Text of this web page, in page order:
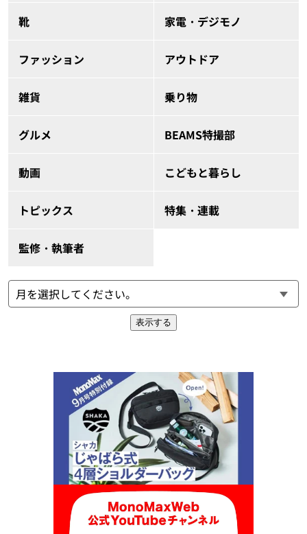
靴 家電・デジモノ
ファッション アウトドア
雑貨 乗り物
グルメ BEAMS特撮部
動画 こどもと暮らし
トピックス 特集・連載
監修・執筆者
表示する